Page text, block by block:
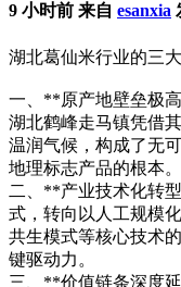
9 小时前 来自 esanxia
湖北葛仙米行业的三
一、**原产地壁垒极
湖北鹤峰走马镇凭借
温润气候，构成了无
地理标志产品的根本。
二、**产业技术化转
式，转向以人工规模
共生模式等核心技术
键驱动力。
三、**价值链条深度